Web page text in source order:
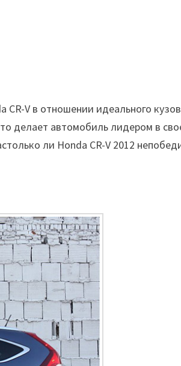
CR-V в отношении идеального
делает автомобиль лидером в
ли Honda CR-V 2012